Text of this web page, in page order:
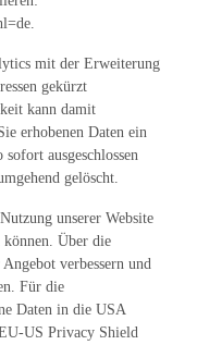
mit der Erweiterung
gekürzt
kann damit
erhobenen Daten ein
ausgeschlossen
gelöscht.
unserer Website
können. Über die
verbessern und
Für die
Daten in die USA
US Privacy Shield